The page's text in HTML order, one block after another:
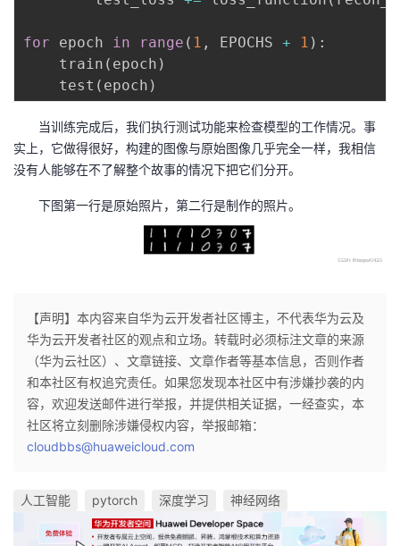
for epoch in range ( 1 , EPOCHS + 1 ) :
    train
( epoch )
    test
( epoch )
当训练完成后，我们执行测试功能来检查模型的工作情况。事
实上，它做得很好，构建的图像与原始图像几乎完全一样，我相信
没有人能够在不了解整个故事的情况下把它们分开。
下图第一行是原始照片，第二行是制作的照片。
【声明】本内容来自华为云开发者社区博主，不代表华为云及
华为云开发者社区的观点和立场。转载时必须标注文章的来源
（华为云社区）、文章链接、文章作者等基本信息，否则作者
和本社区有权追究责任。如果您发现本社区中有涉嫌抄袭的内
容，欢迎发送邮件进行举报，并提供相关证据，一经查实，本
社区将立刻删除涉嫌侵权内容，举报邮箱：
cloudbbs@huaweicloud.com
人工智能 pytorch 深度学习 神经网络